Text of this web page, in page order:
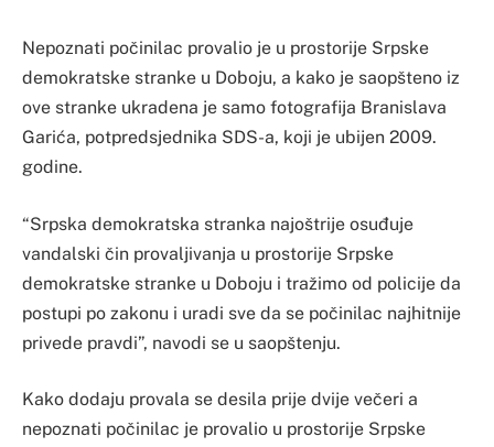
Nepoznati počinilac provalio je u prostorije Srpske
demokratske stranke u Doboju, a kako je saopšteno iz
ove stranke ukradena je samo fotografija Branislava
Garića, potpredsjednika SDS-a, koji je ubijen 2009.
godine.
“Srpska demokratska stranka najoštrije osuđuje
vandalski čin provaljivanja u prostorije Srpske
demokratske stranke u Doboju i tražimo od policije da
postupi po zakonu i uradi sve da se počinilac najhitnije
privede pravdi”, navodi se u saopštenju.
Kako dodaju provala se desila prije dvije večeri a
nepoznati počinilac je provalio u prostorije Srpske